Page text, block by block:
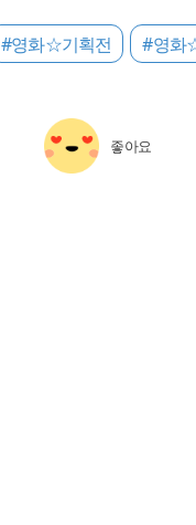
#영화☆기획전 #영화
좋아요